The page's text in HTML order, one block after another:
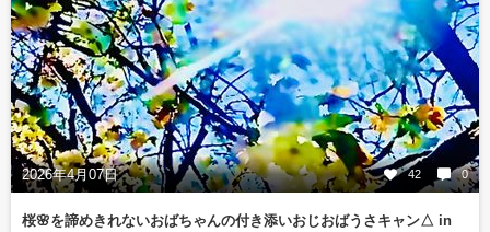
2026年4月07日 42 0
桜🌸を諦めきれないおばちゃんの付き添いおじおばうさキャン△ in